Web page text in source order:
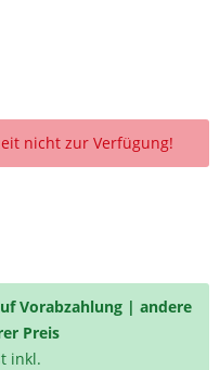
nicht zur Verfügung!
Vorabzahlung | andere
Preis
inkl.